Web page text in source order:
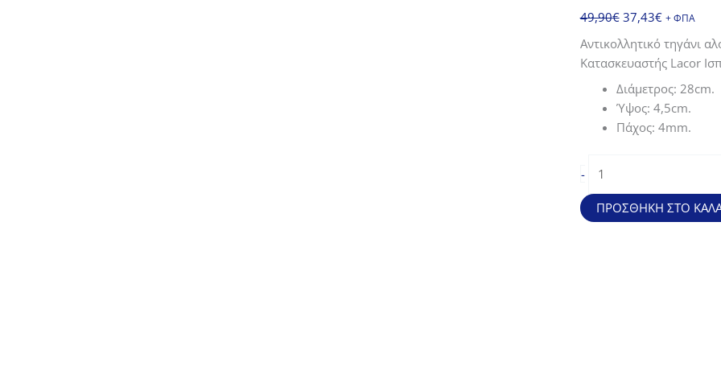
49,90€ Original
price
was:
49,90€.
37,43€Η
τρέχουσα
τιμή
είναι:
37,43€.
+ ΦΠΑ
Αντικολλητικό τηγάνι
Κατασκευαστής Lacor
Διάμετρος: 28cm.
Ύψος: 4,5cm.
Πάχος: 4mm.
-
τηγάνι
αλουμινίου
κατάλληλο
ΠΡΟΣΘΉΚΗ ΣΤΟ